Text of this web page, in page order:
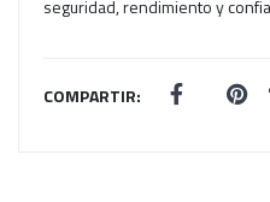
seguridad, rendimiento y
COMPARTIR: